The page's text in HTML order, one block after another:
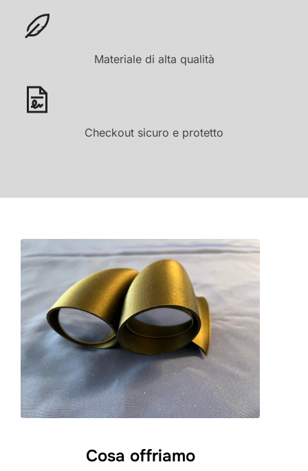
Materiale di alta qualità
Checkout sicuro e protetto
Cosa offriamo